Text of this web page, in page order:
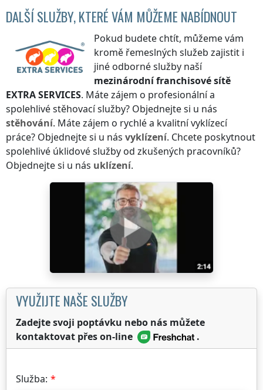
DALŠÍ SLUŽBY, KTERÉ VÁM MŮŽEME NABÍDNOUT
Pokud budete chtít, můžeme vám
kromě řemeslných služeb zajistit i
jiné odborné služby naší
mezinárodní franchisové sítě
EXTRA SERVICES. Máte zájem o profesionální a
spolehlivé stěhovací služby? Objednejte si u nás
stěhování. Máte zájem o rychlé a kvalitní vyklízecí
práce? Objednejte si u nás vyklízení. Chcete poskytnout
spolehlivé úklidové služby od zkušených pracovníků?
Objednejte si u nás uklízení.
VYUŽIJTE NAŠE SLUŽBY
Zadejte svoji poptávku nebo nás můžete
kontaktovat přes on-line
.
Služba: